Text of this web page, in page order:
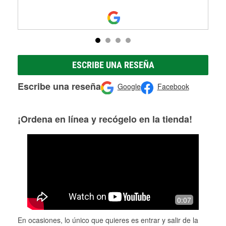
ESCRIBE UNA RESEÑA
Escribe una reseña Google Facebook
¡Ordena en línea y recógelo en la tienda!
0:07
En ocasiones, lo único que quieres es entrar y salir de la